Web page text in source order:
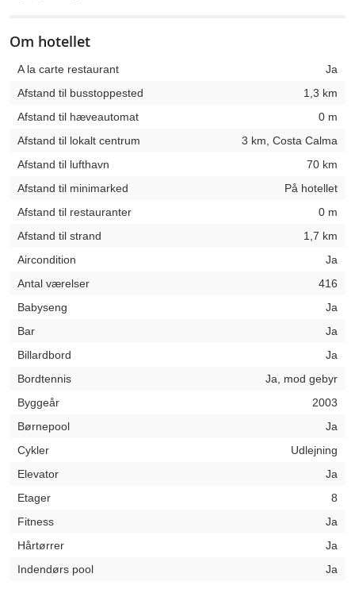
Om hotellet
A la carte restaurant
Ja
Afstand til busstoppested
1,3 km
Afstand til hæveautomat
0 m
Afstand til lokalt centrum
3 km, Costa Calma
Afstand til lufthavn
70 km
Afstand til minimarked
På hotellet
Afstand til restauranter
0 m
Afstand til strand
1,7 km
Aircondition
Ja
Antal værelser
416
Babyseng
Ja
Bar
Ja
Billardbord
Ja
Bordtennis
Ja, mod gebyr
Byggeår
2003
Børnepool
Ja
Cykler
Udlejning
Elevator
Ja
Etager
8
Fitness
Ja
Hårtørrer
Ja
Indendørs pool
Ja